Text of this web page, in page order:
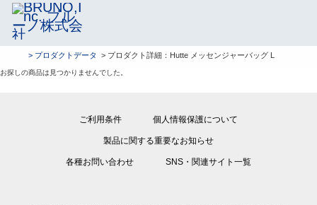
> プロダクトデータ > プロダクト詳細：Hutte メッセンジャーバッグ L
お探しの商品は見つかりませんでした。
ご利用条件 個人情報保護について
製品に関する重要なお知らせ
各種お問い合わせ SNS・関連サイト一覧